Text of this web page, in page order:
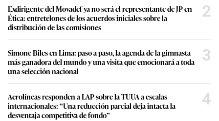
Exdirigente del Movadef ya no será el representante de JP en
Ética: entretelones de los acuerdos iniciales sobre la
distribución de las comisiones
2
Simone Biles en Lima: paso a paso, la agenda de la gimnasta
más ganadora del mundo y una visita que emocionará a toda
una selección nacional
3
Aerolíneas responden a LAP sobre la TUUA a escalas
internacionales: “Una reducción parcial deja intacta la
desventaja competitiva de fondo”
4